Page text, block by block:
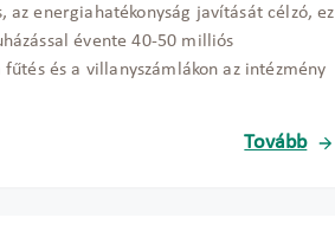
az energiahatékonyság javítását célzó, ez
évente 40-50 milliós
és a villanyszámlákon az intézmény
Tovább